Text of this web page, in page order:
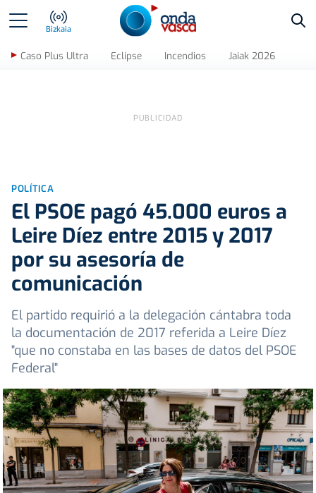
Bizkaia
Caso Plus Ultra Eclipse Incendios Jaiak 2026
POLÍTICA
El PSOE pagó 45.000 euros a
Leire Díez entre 2015 y 2017
por su asesoría de
comunicación
El partido requirió a la delegación cántabra toda
la documentación de 2017 referida a Leire Díez
"que no constaba en las bases de datos del PSOE
Federal"